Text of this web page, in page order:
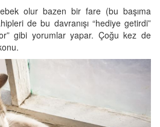
olur bazen bir fare (bu başıma
de bu davranışı “hediye getirdi”
gibi yorumlar yapar. Çoğu kez de